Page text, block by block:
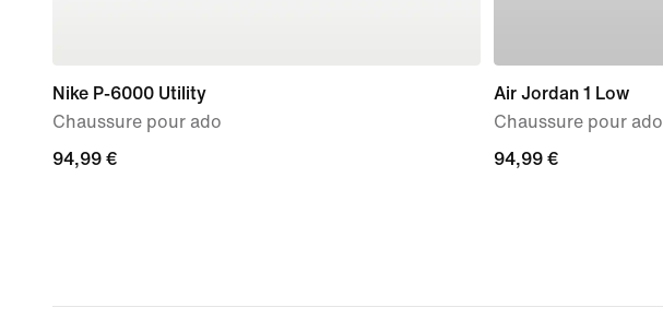
Nike P-6000 Utility
Chaussure pour ado
94,99 €
94,99 €
Air Jordan 1 Low
Chaussure pour ado
94,99 €
94,99 €